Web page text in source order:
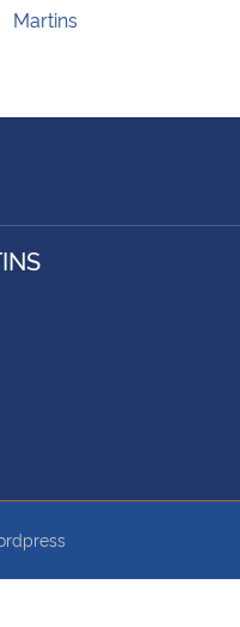
Martins